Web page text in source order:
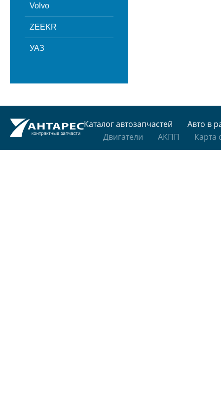
Volvo
ZEEKR
УАЗ
Каталог автозапчастей
Авто в
Двигатели
АКПП Карта